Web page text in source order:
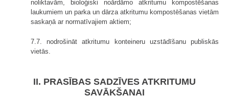
noliktavām, bioloģiski noārdāmo atkritumu kompostēšanas
laukumiem un parka un dārza atkritumu kompostēšanas vietām
saskaņā ar normatīvajiem aktiem;
7.7. nodrošināt atkritumu konteineru uzstādīšanu publiskās
vietās.
II. PRASĪBAS SADZĪVES ATKRITUMU
SAVĀKŠANAI